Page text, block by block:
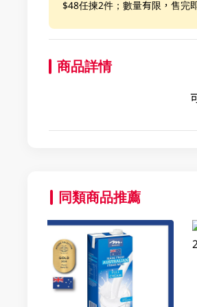
$48任揀2件；數量有限，售完
商品詳情
同類商品推薦